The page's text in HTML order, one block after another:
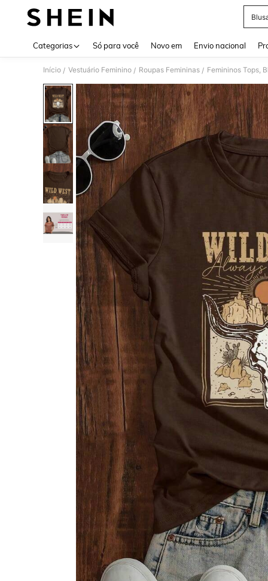
Categorias Só para você Novo em Envio nacional
Início / Vestuário Feminino / Roupas Femininas / Femininos Tops,